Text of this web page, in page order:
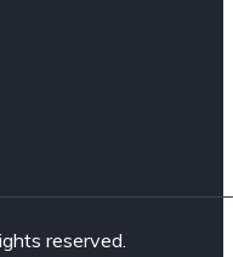
reserved.